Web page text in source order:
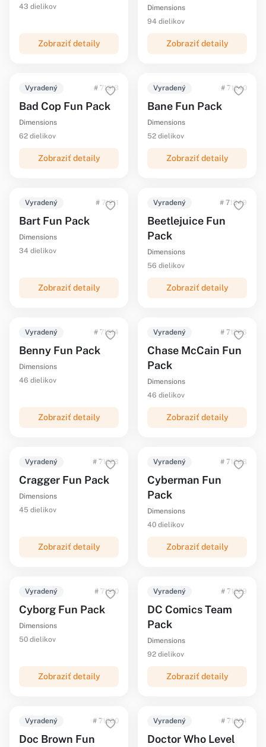
43 dielikov
Zobraziť detaily
Dimensions
94 dielikov
Zobraziť detaily
Vyradený # 71213
Bad Cop Fun Pack
Dimensions
62 dielikov
Zobraziť detaily
Vyradený # 71240
Bane Fun Pack
Dimensions
52 dielikov
Zobraziť detaily
Vyradený # 71211
Bart Fun Pack
Dimensions
34 dielikov
Zobraziť detaily
Vyradený # 71349
Beetlejuice Fun
Pack
Dimensions
56 dielikov
Zobraziť detaily
Vyradený # 71214
Benny Fun Pack
Dimensions
46 dielikov
Zobraziť detaily
Vyradený # 71266
Chase McCain Fun
Pack
Dimensions
46 dielikov
Zobraziť detaily
Vyradený # 71223
Cragger Fun Pack
Dimensions
45 dielikov
Zobraziť detaily
Vyradený # 71238
Cyberman Fun
Pack
Dimensions
40 dielikov
Zobraziť detaily
Vyradený # 71210
Cyborg Fun Pack
Dimensions
50 dielikov
Zobraziť detaily
Vyradený # 71229
DC Comics Team
Pack
Dimensions
92 dielikov
Zobraziť detaily
Vyradený # 71230
Doc Brown Fun
Vyradený # 71204
Doctor Who Level